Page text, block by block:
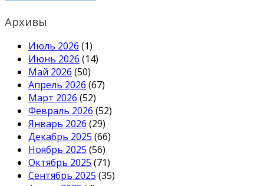
Архивы
Июль 2026 (1)
Июнь 2026 (14)
Май 2026 (50)
Апрель 2026 (67)
Март 2026 (52)
Февраль 2026 (52)
Январь 2026 (29)
Декабрь 2025 (66)
Ноябрь 2025 (56)
Октябрь 2025 (71)
Сентябрь 2025 (35)